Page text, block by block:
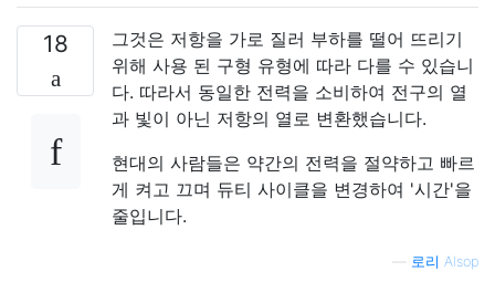
18
그것은 저항을 가로 질러 부하를 떨어 뜨리기
위해 사용 된 구형 유형에 따라 다를 수 있습니
다. 따라서 동일한 전력을 소비하여 전구의 열
과 빛이 아닌 저항의 열로 변환했습니다.
현대의 사람들은 약간의 전력을 절약하고 빠르
게 켜고 끄며 듀티 사이클을 변경하여 '시간'을
줄입니다.
로리 Alsop